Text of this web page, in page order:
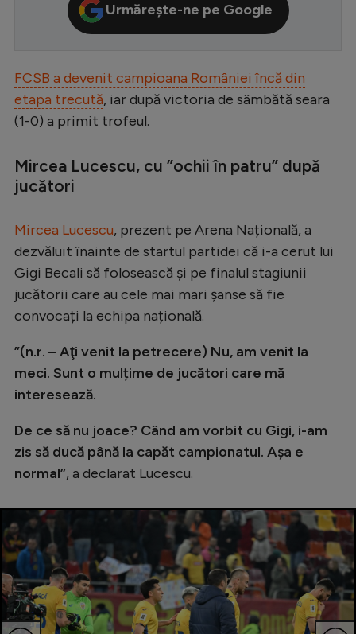
LaLiga
Serie A
Ligue 1
Campionate
Clasamente
Tenis
Handbal
Natație
Auto
Alte sporturi
JO 2024
JO 2026
Urmărește-ne pe Google
FCSB a devenit campioana României încă din
etapa trecută, iar după victoria de sâmbătă seara
(1-0) a primit trofeul.
Mircea Lucescu, cu ”ochii în patru” după
jucători
Mircea Lucescu, prezent pe Arena Națională, a
dezvăluit înainte de startul partidei că i-a cerut lui
Gigi Becali să folosească și pe finalul stagiunii
jucătorii care au cele mai mari șanse să fie
convocați la echipa națională.
”(n.r. – Aţi venit la petrecere) Nu, am venit la
meci. Sunt o mulțime de jucători care mă
interesează.
De ce să nu joace? Când am vorbit cu Gigi, i-am
zis să ducă până la capăt campionatul. Așa e
normal”, a declarat Lucescu.